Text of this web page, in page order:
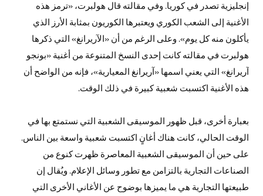
إنجليزية تصدر في كوريا. وفي مقالته قال هولبرت، «ترمز هذه
الأغنية إلى الشعب الكوري ويعتبرها الكوريون بمثابة الأرز الذي
يأكلون منه كل يوم». وعلى الرغم من أن «الآريرانغ» التي ذكرها
هولبرت في مقالته كانت إحدى النسخ المتنوعة من أغنية «بونجو
آريرانغ» التي يعني اسمها «آريرانغ المعيارية»، فإنه من الواضح أن
هذه الأغنية اكتسبت شعبية كبيرة في ذلك الوقت.
بعبارة أخرى، قبل ظهور الموسيقى الشعبية التي نستمتع بها في
الوقت الحالي، كانت هناك أغانٍ اكتسبت شعبية واسعة بين الناس.
على حين أن الموسيقى الشعبية المعاصرة ظهرت كنوع من
الصناعات التجارية بالتزامن مع تطور وسائل الإعلام. ويُقال إن
طبيعتها التجارية هي ما يميزها بوضوح عن الأغاني الأخرى التي